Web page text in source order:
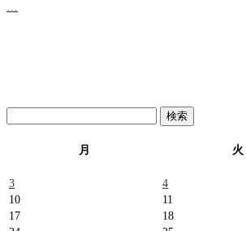
索:
月
火
3
4
10
11
17
18